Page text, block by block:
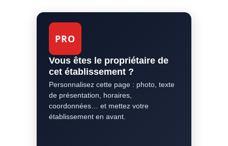
PRO
Vous êtes le propriétaire de
cet établissement ?
Personnalisez cette page : photo, texte
de présentation, horaires,
coordonnées… et mettez votre
établissement en avant.